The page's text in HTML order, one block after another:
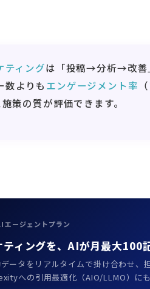
ティングは「投稿→分析→改善
数よりも エンゲージメント率
策の質が評価できます。
ージェントプラン
ティングを、AIが月最大100
ータをリアルタイムで掛け合わせ、
への引用最適化（AIO/LLMO）にも